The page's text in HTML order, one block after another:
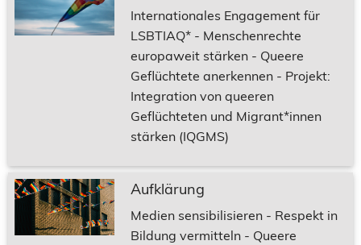
Internationales Engagement für
LSBTIAQ* - Menschenrechte
europaweit stärken - Queere
Geflüchtete anerkennen - Projekt:
Integration von queeren
Geflüchteten und Migrant*innen
stärken (IQGMS)
Aufklärung
Medien sensibilisieren - Respekt in
Bildung vermitteln - Queere